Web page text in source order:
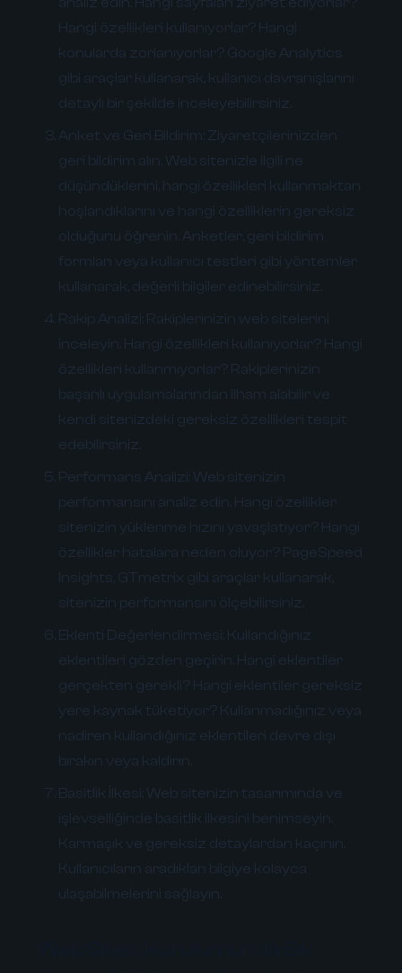
Hangi özellikleri kullanıyorlar? Hangi
konularda zorlanıyorlar? Google Analytics
gibi araçlar kullanarak, kullanıcı davranışlarını
detaylı bir şekilde inceleyebilirsiniz.
Anket ve Geri Bildirim: Ziyaretçilerinizden
geri bildirim alın. Web sitenizle ilgili ne
düşündüklerini, hangi özellikleri kullanmaktan
hoşlandıklarını ve hangi özelliklerin gereksiz
olduğunu öğrenin. Anketler, geri bildirim
formları veya kullanıcı testleri gibi yöntemler
kullanarak, değerli bilgiler edinebilirsiniz.
Rakip Analizi: Rakiplerinizin web sitelerini
inceleyin. Hangi özellikleri kullanıyorlar? Hangi
özellikleri kullanmıyorlar? Rakiplerinizin
başarılı uygulamalarından ilham alabilir ve
kendi sitenizdeki gereksiz özellikleri tespit
edebilirsiniz.
Performans Analizi: Web sitenizin
performansını analiz edin. Hangi özellikler
sitenizin yüklenme hızını yavaşlatıyor? Hangi
özellikler hatalara neden oluyor? PageSpeed
Insights, GTmetrix gibi araçlar kullanarak,
sitenizin performansını ölçebilirsiniz.
Eklenti Değerlendirmesi: Kullandığınız
eklentileri gözden geçirin. Hangi eklentiler
gerçekten gerekli? Hangi eklentiler gereksiz
yere kaynak tüketiyor? Kullanmadığınız veya
nadiren kullandığınız eklentileri devre dışı
bırakın veya kaldırın.
Basitlik İlkesi: Web sitenizin tasarımında ve
işlevselliğinde basitlik ilkesini benimseyin.
Karmaşık ve gereksiz detaylardan kaçının.
Kullanıcıların aradıkları bilgiye kolayca
ulaşabilmelerini sağlayın.